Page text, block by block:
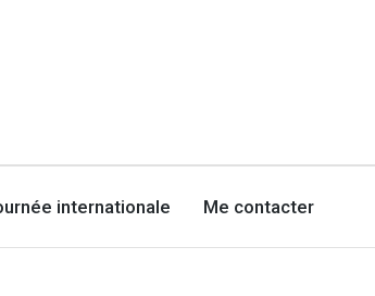
internationale Me contacter